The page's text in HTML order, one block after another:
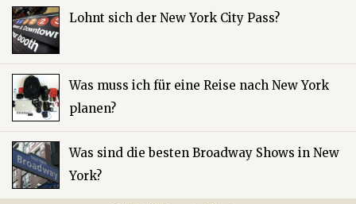
Lohnt sich der New York City Pass?
Was muss ich für eine Reise nach New York
planen?
Was sind die besten Broadway Shows in New
York?